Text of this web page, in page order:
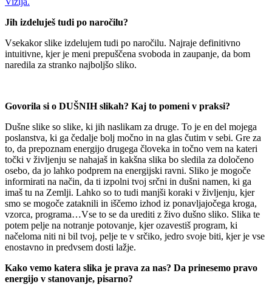
Jih izdeluješ tudi po naročilu?
Vsekakor slike izdelujem tudi po naročilu. Najraje definitivno
intuitivne, kjer je meni prepuščena svoboda in zaupanje, da bom
naredila za stranko najboljšo sliko.
Govorila si o DUŠNIH slikah? Kaj to pomeni v praksi?
Dušne slike so slike, ki jih naslikam za druge. To je en del mojega
poslanstva, ki ga čedalje bolj močno in na glas čutim v sebi. Gre za
to, da prepoznam energijo drugega človeka in točno vem na kateri
točki v življenju se nahajaš in kakšna slika bo sledila za določeno
osebo, da jo lahko podprem na energijski ravni. Sliko je mogoče
informirati na način, da ti izpolni tvoj srčni in dušni namen, ki ga
imaš tu na Zemlji. Lahko so to tudi manjši koraki v življenju, kjer
smo se mogoče zataknili in iščemo izhod iz ponavljajočega kroga,
vzorca, programa…Vse to se da urediti z živo dušno sliko. Slika te
potem pelje na notranje potovanje, kjer ozavestiš program, ki
načeloma niti ni bil tvoj, pelje te v srčiko, jedro svoje biti, kjer je vse
enostavno in predvsem dosti lažje.
Kako vemo katera slika je prava za nas? Da prinesemo pravo
energijo v stanovanje, pisarno?